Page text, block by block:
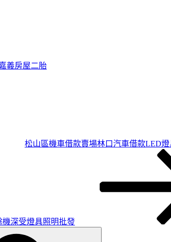
義房屋二胎
松山區機車借款賣場林口汽車借款LED
深受燈具照明批發